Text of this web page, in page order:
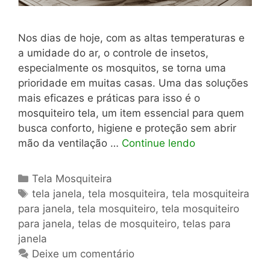
Nos dias de hoje, com as altas temperaturas e
a umidade do ar, o controle de insetos,
especialmente os mosquitos, se torna uma
prioridade em muitas casas. Uma das soluções
mais eficazes e práticas para isso é o
mosquiteiro tela, um item essencial para quem
busca conforto, higiene e proteção sem abrir
mão da ventilação … Continue lendo
Categorias
Tela Mosquiteira
Tags
tela janela,tela mosquiteira,tela mosquiteira
para janela, tela mosquiteiro, tela mosquiteiro
para janela, telas de mosquiteiro, telas para
janela
Deixe um comentário